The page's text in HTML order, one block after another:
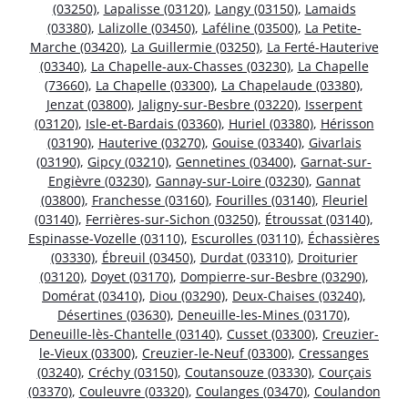
(03250), Lapalisse (03120), Langy (03150), Lamaids
(03380), Lalizolle (03450), Laféline (03500), La Petite-
Marche (03420), La Guillermie (03250), La Ferté-Hauterive
(03340), La Chapelle-aux-Chasses (03230), La Chapelle
(73660), La Chapelle (03300), La Chapelaude (03380),
Jenzat (03800), Jaligny-sur-Besbre (03220), Isserpent
(03120), Isle-et-Bardais (03360), Huriel (03380), Hérisson
(03190), Hauterive (03270), Gouise (03340), Givarlais
(03190), Gipcy (03210), Gennetines (03400), Garnat-sur-
Engièvre (03230), Gannay-sur-Loire (03230), Gannat
(03800), Franchesse (03160), Fourilles (03140), Fleuriel
(03140), Ferrières-sur-Sichon (03250), Étroussat (03140),
Espinasse-Vozelle (03110), Escurolles (03110), Échassières
(03330), Ébreuil (03450), Durdat (03310), Droiturier
(03120), Doyet (03170), Dompierre-sur-Besbre (03290),
Domérat (03410), Diou (03290), Deux-Chaises (03240),
Désertines (03630), Deneuille-les-Mines (03170),
Deneuille-lès-Chantelle (03140), Cusset (03300), Creuzier-
le-Vieux (03300), Creuzier-le-Neuf (03300), Cressanges
(03240), Créchy (03150), Coutansouze (03330), Courçais
(03370), Couleuvre (03320), Coulanges (03470), Coulandon